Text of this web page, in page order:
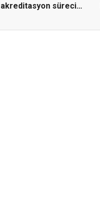
akreditasyon süreci